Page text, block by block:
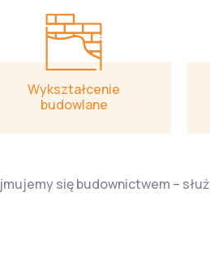
Wykształcenie
budowlane
się budownictwem –